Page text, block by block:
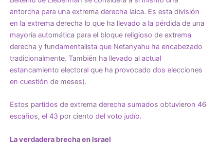
antorcha para una extrema derecha laica. Es esta división
en la extrema derecha lo que ha llevado a la pérdida de una
mayoría automática para el bloque religioso de extrema
derecha y fundamentalista que Netanyahu ha encabezado
tradicionalmente. También ha llevado al actual
estancamiento electoral que ha provocado dos elecciones
en cuestión de meses).
Estos partidos de extrema derecha sumados obtuvieron 46
escaños, el 43 por ciento del voto judío.
La verdadera brecha en Israel